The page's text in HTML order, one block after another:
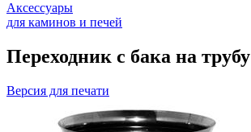
Аксессуары
для каминов и печей
Переходник с бака на трубу
Версия для печати